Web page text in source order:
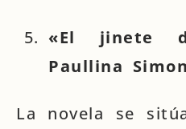
«El jinete
Paullina
La novela se